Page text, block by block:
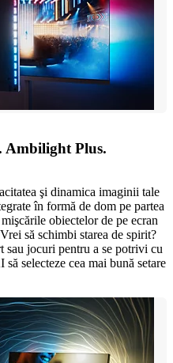
Ambilight Plus.
şi dinamica imaginii tale
în formă de dom pe partea
obiectelor de pe ecran
să schimbi starea de spirit?
sau jocuri pentru a se potrivi cu
selecteze cea mai bună setare